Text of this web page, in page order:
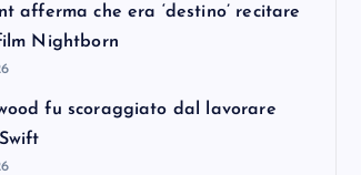
afferma che era ‘destino’ recitare
Nightborn
fu scoraggiato dal lavorare